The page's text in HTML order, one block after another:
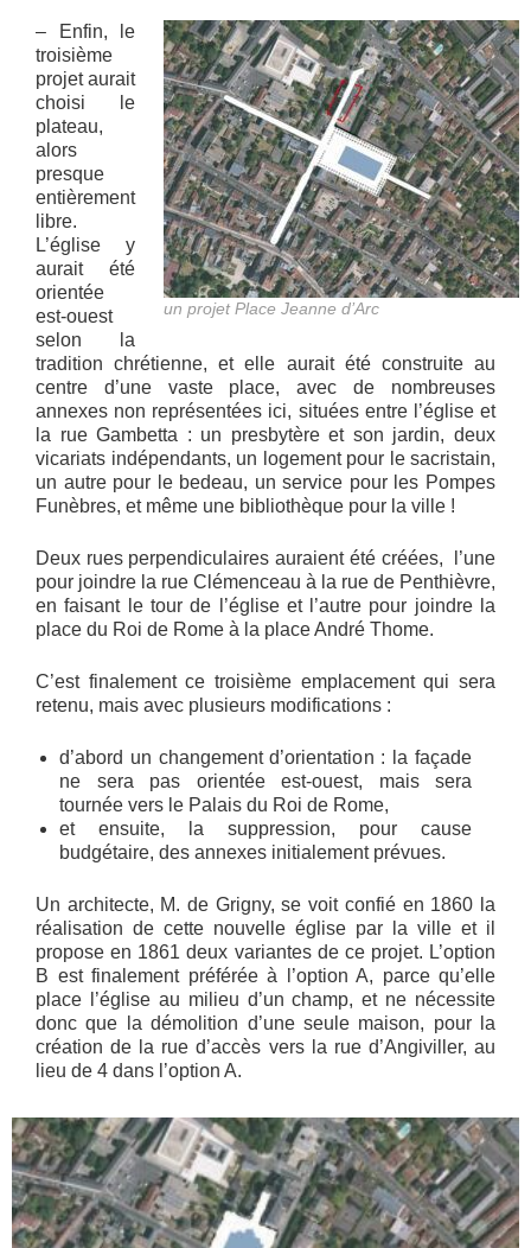
un projet Place Jeanne d’Arc
– Enfin, le
troisième
projet aurait
choisi le
plateau,
alors
presque
entièrement
libre.
L’église y
aurait été
orientée
est-ouest
selon la
tradition chrétienne, et elle aurait été construite au
centre d’une vaste place, avec de nombreuses
annexes non représentées ici, situées entre l’église et
la rue Gambetta : un presbytère et son jardin, deux
vicariats indépendants, un logement pour le sacristain,
un autre pour le bedeau, un service pour les Pompes
Funèbres, et même une bibliothèque pour la ville !
Deux rues perpendiculaires auraient été créées, l’une
pour joindre la rue Clémenceau à la rue de Penthièvre,
en faisant le tour de l’église et l’autre pour joindre la
place du Roi de Rome à la place André Thome.
C’est finalement ce troisième emplacement qui sera
retenu, mais avec plusieurs modifications :
d’abord un changement d’orientation : la façade
ne sera pas orientée est-ouest, mais sera
tournée vers le Palais du Roi de Rome,
et ensuite, la suppression, pour cause
budgétaire, des annexes initialement prévues.
Un architecte, M. de Grigny, se voit confié en 1860 la
réalisation de cette nouvelle église par la ville et il
propose en 1861 deux variantes de ce projet. L’option
B est finalement préférée à l’option A, parce qu’elle
place l’église au milieu d’un champ, et ne nécessite
donc que la démolition d’une seule maison, pour la
création de la rue d’accès vers la rue d’Angiviller, au
lieu de 4 dans l’option A.